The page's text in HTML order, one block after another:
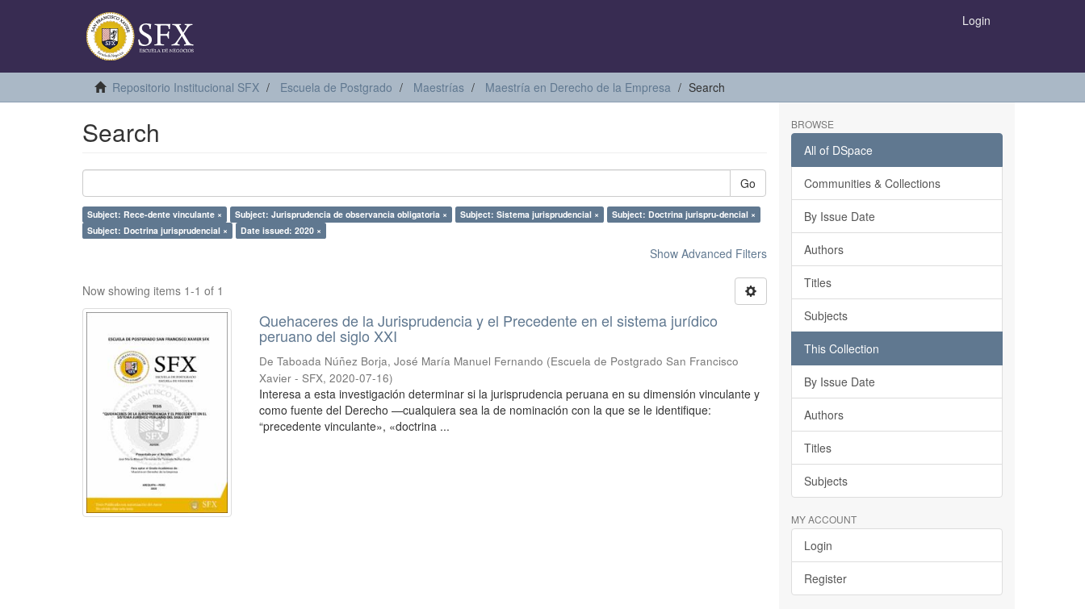
Login
Repositorio Institucional SFX Escuela de Postgrado Maestrías Maestría en Derecho de la Empresa Search
Search
Go
Subject: Rece-dente vinculante × Subject: Jurisprudencia de observancia obligatoria × Subject: Sistema jurisprudencial ×
Subject: Doctrina jurispru-dencial ×
Subject: Doctrina jurisprudencial ×
Date issued: 2020 ×
Show Advanced Filters
Now showing items 1-1 of 1
Quehaceres de la Jurisprudencia y el Precedente en el sistema jurídico
peruano del siglo XXI
De Taboada Núñez Borja, José María Manuel Fernando (Escuela de Postgrado San Francisco
Xavier - SFX,2020-07-16)
Interesa a esta investigación determinar si la jurisprudencia peruana en su dimensión vinculante y
como fuente del Derecho —cualquiera sea la de nominación con la que se le identifique:
“precedente vinculante», «doctrina ...
BROWSE
All of DSpace
Communities & Collections
By Issue Date
Authors
Titles
Subjects
This Collection
By Issue Date
Authors
Titles
Subjects
MY ACCOUNT
Login
Register